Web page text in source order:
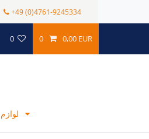
+49 (0)4761-9245334
0 0 0,00 EUR